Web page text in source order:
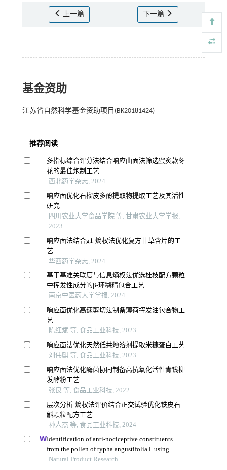
上一篇 下一篇
基金资助
江苏省自然科学基金资助项目(BK20181424)